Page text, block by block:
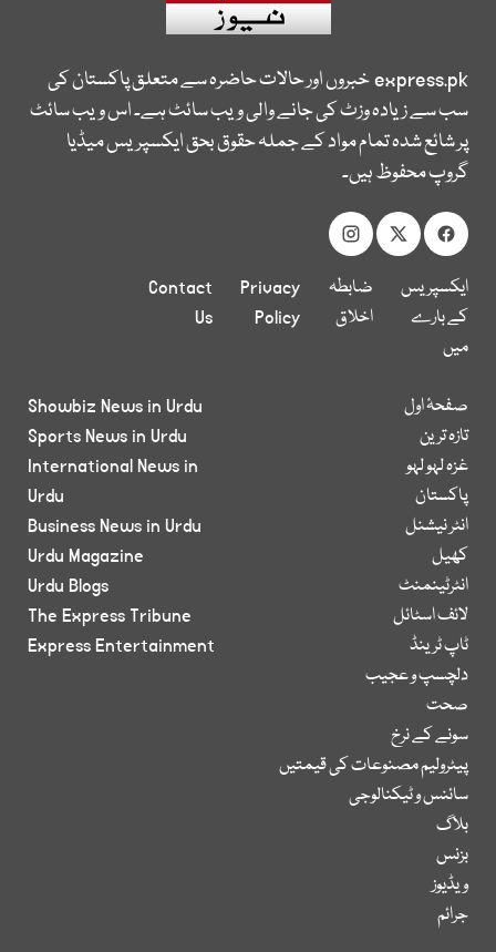
express.pkخبروں اور حالات حاضرہ سے متعلق پاکستان کی
سب سے زیادہ وزٹ کی جانے والی ویب سائٹ ہے۔ اس ویب سائٹ
پر شائع شدہ تمام مواد کے جملہ حقوق بحق ایکسپریس میڈیا
گروپ محفوظ ہیں۔
ایکسپریس
کے بارے
میں
ضابطہ
اخلاق
Privacy
Policy
Contact
Us
صفحۂ اول
تازہ ترین
غزہ لہو لہو
پاکستان
انٹر نیشنل
کھیل
انٹرٹینمنٹ
لائف اسٹائل
ٹاپ ٹرینڈ
دلچسپ و عجیب
صحت
سونے کے نرخ
پیٹرولیم مصنوعات کی قیمتیں
سائنس و ٹیکنالوجی
بلاگ
بزنس
ویڈیوز
جرائم
Showbiz News in Urdu
Sports News in Urdu
International News in
Urdu
Business News in Urdu
Urdu Magazine
Urdu Blogs
The Express Tribune
Express Entertainment